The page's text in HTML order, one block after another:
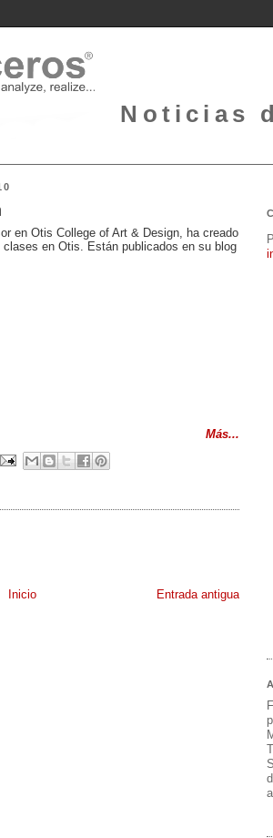
Noticias
en Otis College of Art & Design, ha creado
clases en Otis. Están publicados en su blog
Más...
Entrada antigua
Inicio